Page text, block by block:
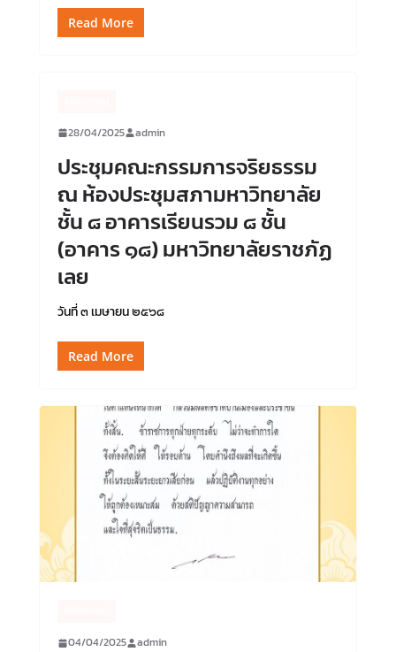
Read More
28/04/2025 admin
ประชุมคณะกรรมการจริยธรรม
ณ ห้องประชุมสภามหาวิทยาลัย
ชั้น ๘ อาคารเรียนรวม ๘ ชั้น
(อาคาร ๑๘) มหาวิทยาลัยราชภัฏ
เลย
วันที่ ๓ เมษายน ๒๕๖๘
Read More
04/04/2025 admin